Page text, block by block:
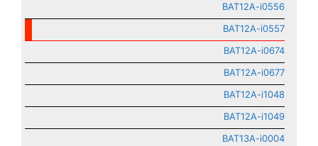
BAT12A-i0556
BAT12A-i0557
BAT12A-i0674
BAT12A-i0677
BAT12A-i1048
BAT12A-i1049
BAT13A-i0004